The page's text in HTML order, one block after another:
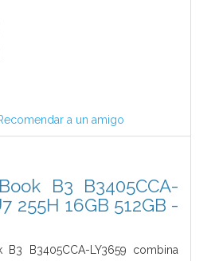
a un amigo
B3 B3405CCA-
255H 16GB 512GB -
B3 B3405CCA-LY3659 combina